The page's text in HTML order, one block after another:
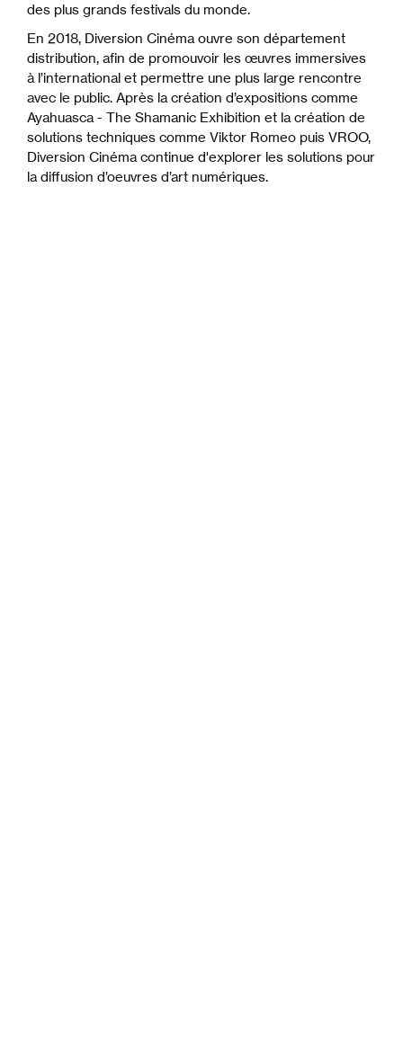
des plus grands festivals du monde.
En 2018, Diversion Cinéma ouvre son département
distribution, afin de promouvoir les œuvres immersives
à l’international et permettre une plus large rencontre
avec le public. Après la création d’expositions comme
Ayahuasca - The Shamanic Exhibition et la création de
solutions techniques comme Viktor Romeo puis VROO,
Diversion Cinéma continue d'explorer les solutions pour
la diffusion d’oeuvres d’art numériques.